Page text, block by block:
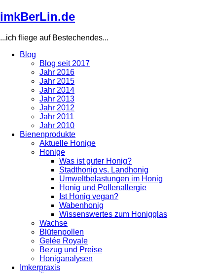
Direkt
zum
imkBerLin.de
...ich fliege auf Bestechendes...
navigation
Blog
Blog seit 2017
Jahr 2016
Jahr 2015
Jahr 2014
Jahr 2013
Jahr 2012
Jahr 2011
Jahr 2010
Bienenprodukte
Aktuelle Honige
Honige
Was ist guter Honig?
Stadthonig vs. Landhonig
Umweltbelastungen im Honig
Honig und Pollenallergie
Ist Honig vegan?
Wabenhonig
Wissenswertes zum Honigglas
Wachse
Blütenpollen
Gelée Royale
Bezug und Preise
Honiganalysen
Imkerpraxis